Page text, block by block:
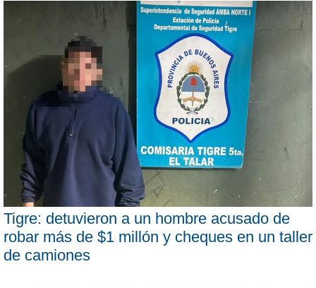
Tigre: detuvieron a un hombre acusado de
robar más de $1 millón y cheques en un taller
de camiones